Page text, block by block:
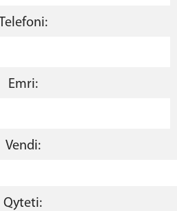
Telefoni:
Emri:
Vendi:
Qyteti: